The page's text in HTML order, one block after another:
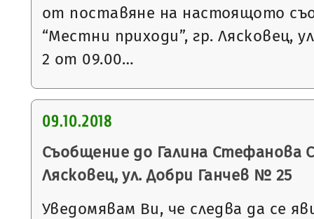
от поставяне на настоящото
“Местни приходи”, гр. Лясковец,
2 от 09.00…
09.10.2018
Съобщение до Галина Стефанова
Лясковец, ул. Добри Ганчев № 25
Уведомявам Ви, че следва да се